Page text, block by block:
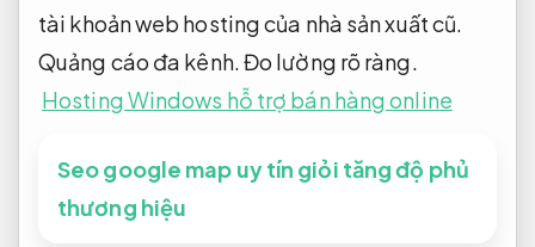
tài khoản web hosting của nhà sản xuất cũ.
Quảng cáo đa kênh.Đo lường rõ ràng.
Hosting Windows hỗ trợ bán hàng online
Seo google map uy tín giỏi tăng độ phủ
thương hiệu